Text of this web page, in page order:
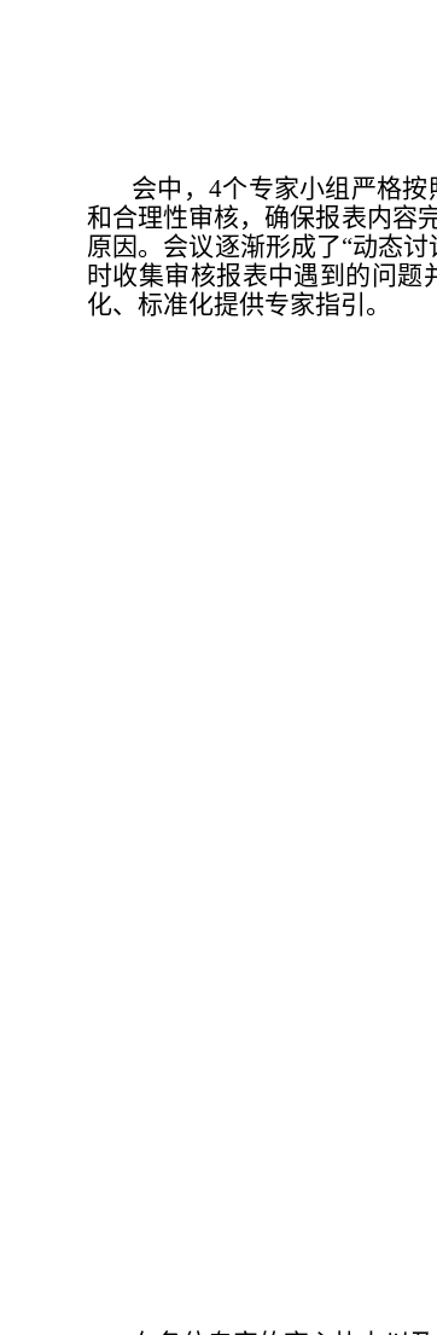
会中，4个专家小组严格
和合理性审核，确保报表内容
原因。会议逐渐形成了“动态
时收集审核报表中遇到的问
化、标准化提供专家指引。